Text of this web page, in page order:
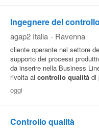
Ingegnere del
agap2 Italia - Ravenna
cliente operante nel settore
supporto dei processi
da inserire nella Business
rivolta al controllo qualità di
oggi
Controllo qualità